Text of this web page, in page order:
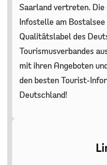
Saarland vertreten.
Infostelle am
Qualitätslabel des
Tourismusverbandes
mit ihren Angeboten
den besten Tourist-
Deutschland!